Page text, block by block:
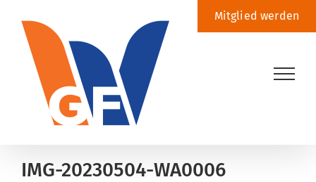
Inhalt
springen
Mitglied werden
IMG-20230504-WA0006